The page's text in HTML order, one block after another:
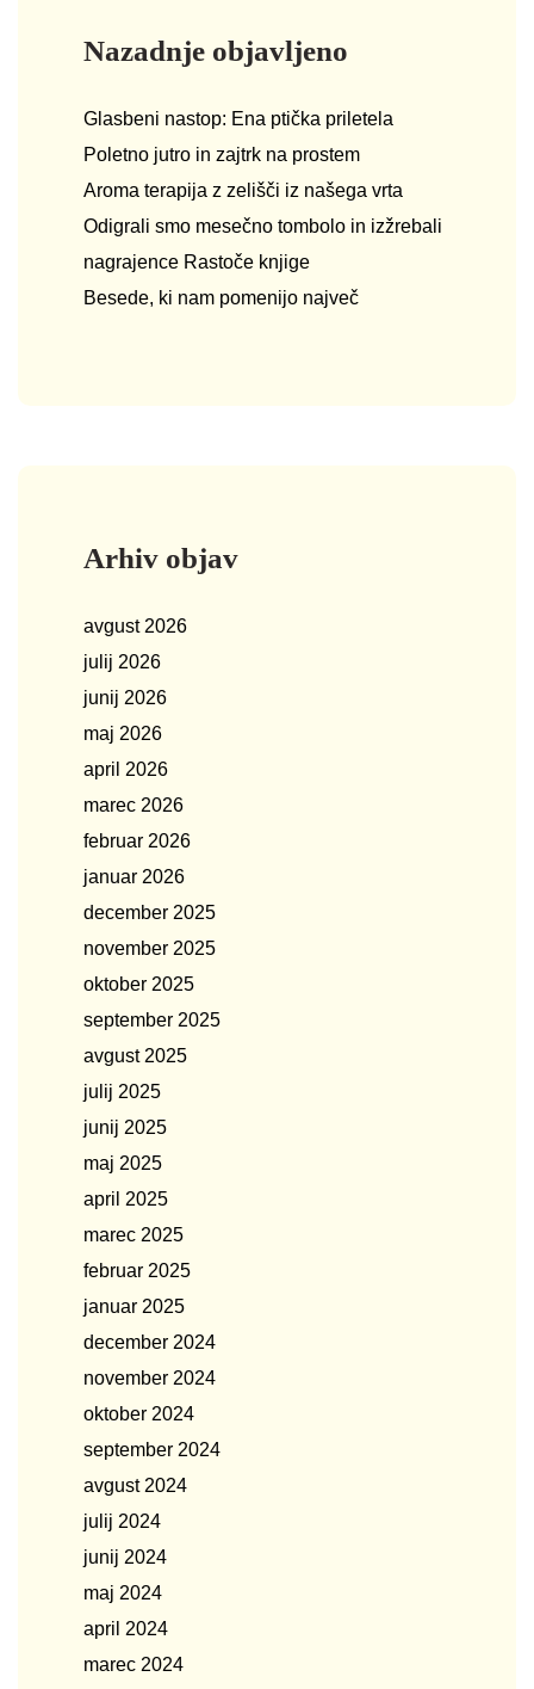
Nazadnje objavljeno
Glasbeni nastop: Ena ptička priletela
Poletno jutro in zajtrk na prostem
Aroma terapija z zelišči iz našega vrta
Odigrali smo mesečno tombolo in izžrebali
nagrajence Rastoče knjige
Besede, ki nam pomenijo največ
Arhiv objav
avgust 2026
julij 2026
junij 2026
maj 2026
april 2026
marec 2026
februar 2026
januar 2026
december 2025
november 2025
oktober 2025
september 2025
avgust 2025
julij 2025
junij 2025
maj 2025
april 2025
marec 2025
februar 2025
januar 2025
december 2024
november 2024
oktober 2024
september 2024
avgust 2024
julij 2024
junij 2024
maj 2024
april 2024
marec 2024